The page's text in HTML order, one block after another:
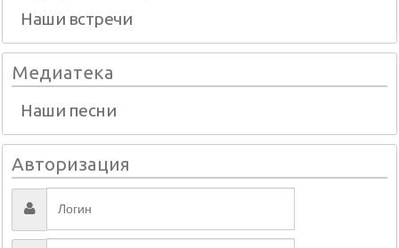
Наши встречи
Медиатека
Наши песни
Авторизация